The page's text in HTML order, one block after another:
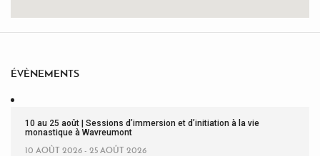
ÉVÈNEMENTS
10 au 25 août | Sessions d’immersion et d’initiation à la vie
monastique à Wavreumont
10 AOÛT 2026 - 25 AOÛT 2026